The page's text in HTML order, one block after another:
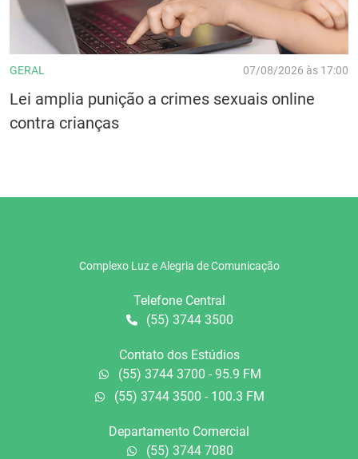
GERAL 07/08/2026 às 17:00
Lei amplia punição a crimes sexuais online
contra crianças
Complexo Luz e Alegria de Comunicação
Telefone Central
(55) 3744 3500
Contato dos Estúdios
(55) 3744 3700 - 95.9 FM
(55) 3744 3500 - 100.3 FM
Departamento Comercial
(55) 3744 7080